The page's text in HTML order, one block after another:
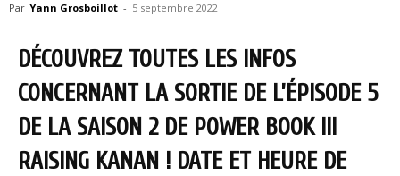
Par Yann Grosboillot - 5 septembre 2022
DÉCOUVREZ TOUTES LES INFOS
CONCERNANT LA SORTIE DE L’ÉPISODE 5
DE LA SAISON 2 DE POWER BOOK III
RAISING KANAN ! DATE ET HEURE DE